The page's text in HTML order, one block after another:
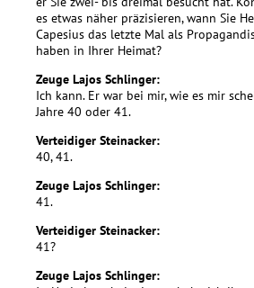
es etwas näher präzisieren, wann Sie
Capesius das letzte Mal als
haben in Ihrer Heimat?
Zeuge Lajos Schlinger:
Ich kann. Er war bei mir, wie es mir
Jahre 40 oder 41.
Verteidiger Steinacker:
40, 41.
Zeuge Lajos Schlinger:
41.
Verteidiger Steinacker:
41?
Zeuge Lajos Schlinger: